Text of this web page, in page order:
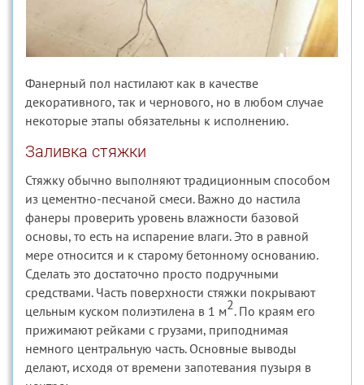
Фанерный пол настилают как в качестве
декоративного, так и чернового, но в любом случае
некоторые этапы обязательны к исполнению.
Заливка стяжки
Стяжку обычно выполняют традиционным способом
из цементно-песчаной смеси. Важно до настила
фанеры проверить уровень влажности базовой
основы, то есть на испарение влаги. Это в равной
мере относится и к старому бетонному основанию.
Сделать это достаточно просто подручными
средствами. Часть поверхности стяжки покрывают
цельным куском полиэтилена в 1 м2. По краям его
прижимают рейками с грузами, приподнимая
немного центральную часть. Основные выводы
делают, исходя от времени запотевания пузыря в